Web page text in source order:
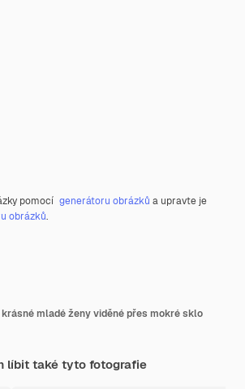
pomocí generátoru obrázků a upravte je
obrázků.
mladé ženy viděné přes mokré sklo
líbit také tyto fotografie